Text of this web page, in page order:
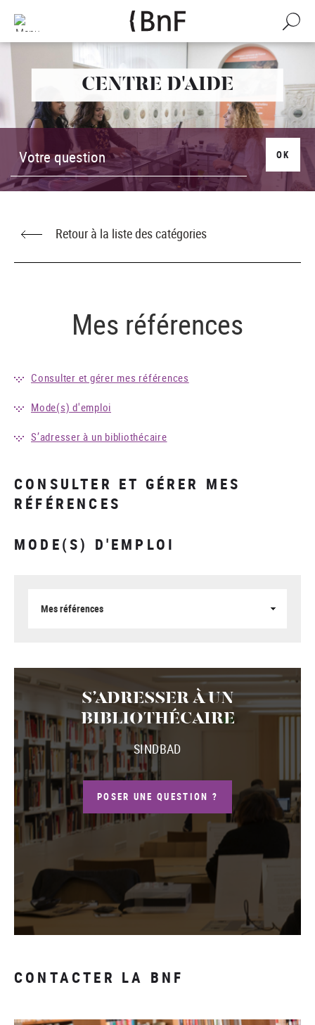
contenu
Recherche
CENTRE D'AIDE
OK
Retour à la liste des catégories
Mes références
Consulter et gérer mes références
Mode(s) d'emploi
S’adresser à un bibliothécaire
CONSULTER ET GÉRER MES
RÉFÉRENCES
MODE(S) D'EMPLOI
S’ADRESSER À UN
BIBLIOTHÉCAIRE
SINDBAD
POSER UNE QUESTION ?
CONTACTER LA BNF